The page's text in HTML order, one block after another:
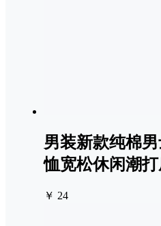
男装新款纯棉
恤宽松休闲潮
￥ 24